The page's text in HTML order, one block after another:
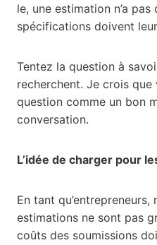
le, une estimation n’a pas
spécifications doivent
Tentez la question à
recherchent. Je crois
question comme un bon
conversation.
L’idée de charger pour
En tant
estimations ne sont pas
coûts des soumissions